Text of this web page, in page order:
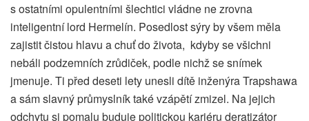
s ostatními opulentními šlechtici vládne ne zrovna
inteligentní lord Hermelín. Posedlost sýry by všem měla
zajistit čistou hlavu a chuť do života, kdyby se všichni
nebáli podzemních zrůdiček, podle nichž se snímek
jmenuje. Ti před deseti lety unesli dítě inženýra Trapshawa
a sám slavný průmyslník také vzápětí zmizel. Na jejich
odchytu si pomalu buduje politickou kariéru deratizátor